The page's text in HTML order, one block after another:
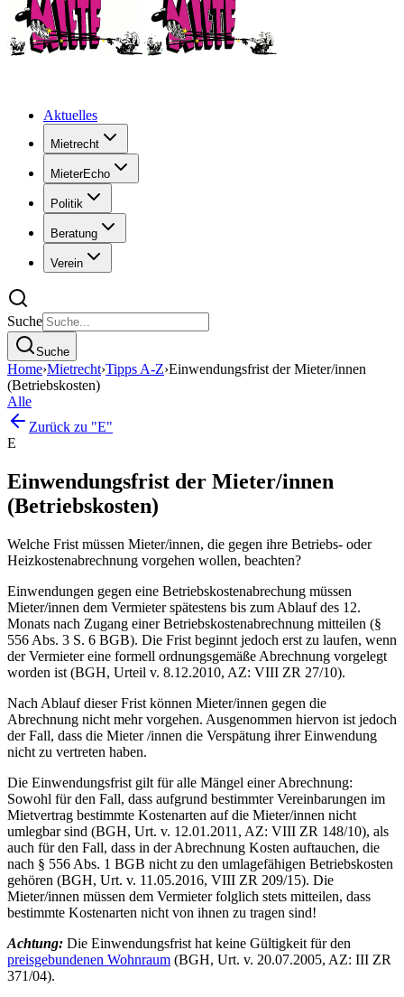
Aktuelles
Mietrecht
MieterEcho
Politik
Beratung
Verein
Suche
Suche
Home›Mietrecht›Tipps A-Z›Einwendungsfrist der Mieter/innen
(Betriebskosten)
Alle
Zurück zu "E"
E
Einwendungsfrist der Mieter/innen
(Betriebskosten)
Welche Frist müssen Mieter/innen, die gegen ihre Betriebs- oder
Heizkostenabrechnung vorgehen wollen, beachten?
Einwendungen gegen eine Betriebskostenabrechung müssen
Mieter/innen dem Vermieter spätestens bis zum Ablauf des 12.
Monats nach Zugang einer Betriebskostenabrechnung mitteilen (§
556 Abs. 3 S. 6 BGB). Die Frist beginnt jedoch erst zu laufen, wenn
der Vermieter eine formell ordnungsgemäße Abrechnung vorgelegt
worden ist (BGH, Urteil v. 8.12.2010, AZ: VIII ZR 27/10).
Nach Ablauf dieser Frist können Mieter/innen gegen die
Abrechnung nicht mehr vorgehen. Ausgenommen hiervon ist jedoch
der Fall, dass die Mieter /innen die Verspätung ihrer Einwendung
nicht zu vertreten haben.
Die Einwendungsfrist gilt für alle Mängel einer Abrechnung:
Sowohl für den Fall, dass aufgrund bestimmter Vereinbarungen im
Mietvertrag bestimmte Kostenarten auf die Mieter/innen nicht
umlegbar sind (BGH, Urt. v. 12.01.2011, AZ: VIII ZR 148/10), als
auch für den Fall, dass in der Abrechnung Kosten auftauchen, die
nach § 556 Abs. 1 BGB nicht zu den umlagefähigen Betriebskosten
gehören (BGH, Urt. v. 11.05.2016, VIII ZR 209/15). Die
Mieter/innen müssen dem Vermieter folglich stets mitteilen, dass
bestimmte Kostenarten nicht von ihnen zu tragen sind!
Achtung: Die Einwendungsfrist hat keine Gültigkeit für den
preisgebundenen Wohnraum (BGH, Urt. v. 20.07.2005, AZ: III ZR
371/04).